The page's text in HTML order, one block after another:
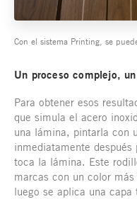
Con el sistema Printing, se
Un proceso complejo,
Para obtener esos
que simula el acero
una lámina, pintarla con
inmediatamente
toca la lámina. Este
marcas con un color
luego se aplica una capa